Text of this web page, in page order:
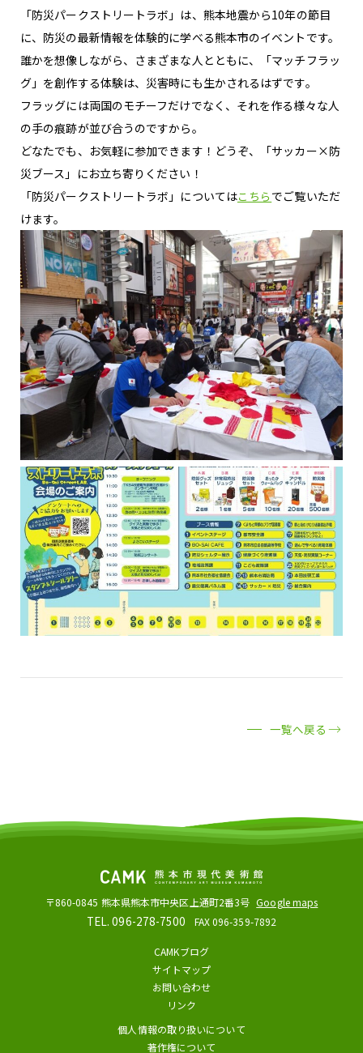
「防災パークストリートラボ」は、熊本地震から10年の節目
に、防災の最新情報を体験的に学べる熊本市のイベントです。
誰かを想像しながら、さまざまな人とともに、「マッチフラッ
グ」を創作する体験は、災害時にも生かされるはずです。
フラッグには両国のモチーフだけでなく、それを作る様々な人
の手の痕跡が並び合うのですから。
どなたでも、お気軽に参加できます！どうぞ、「サッカー×防
災ブース」にお立ち寄りください！
「防災パークストリートラボ」についてはこちら でご覧いただ
けます。
一覧へ戻る
〒860-0845 熊本県熊本市中央区上通町2番3号 Google maps
TEL. 096-278-7500 FAX 096-359-7892
CAMKブログ
サイトマップ
お問い合わせ
リンク
個人情報の取り扱いについて
著作権について